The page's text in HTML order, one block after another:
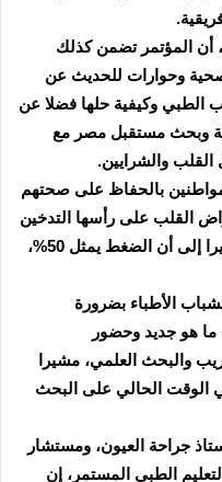
أن المؤتمر تضمن كذلك
وحوارات للحديث عن
الطبي وكيفية حلها فضلا عن
وبحث مستقبل مصر مع
القلب والشرايين.
بالحفاظ على صحتهم
القلب على رأسها التدخين
والسمنة والضغط والشد العصبي، مشيرا إلى أن الضغط يمثل 50%،
الأطباء بضرورة
ما هو جديد وحضور
والبحث العلمي، مشيرا
الوقت الحالي على البحث
جراحة العيون، ومستشار
الطبي المستمر، إن